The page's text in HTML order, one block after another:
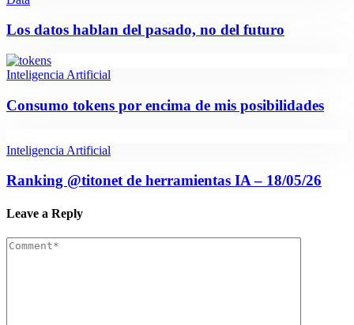
Los datos hablan del pasado, no del futuro
Inteligencia Artificial
Consumo tokens por encima de mis posibilidades
Inteligencia Artificial
Ranking @titonet de herramientas IA – 18/05/26
Leave a Reply